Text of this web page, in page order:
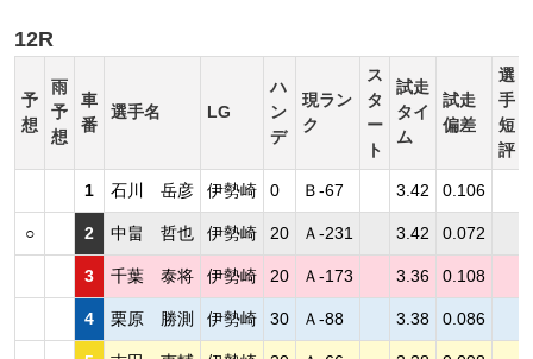
12R
予
想
雨
予
想
車
番
選手名 LG
ハ
ン
デ
現ラン
ク
ス
タ
ー
ト
試走
タイ
ム
試走
偏差
選
手
短
評
1 石川 岳彦 伊勢崎 0 Ｂ-67 3.42 0.106
○ 2 中畠 哲也 伊勢崎 20 Ａ-231 3.42 0.072
3 千葉 泰将 伊勢崎 20 Ａ-173 3.36 0.108
4 栗原 勝測 伊勢崎 30 Ａ-88 3.38 0.086